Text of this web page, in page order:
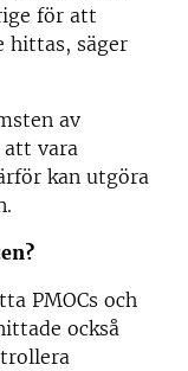
för att
hittas, säger
av
att vara
kan utgöra
PMOCs och
också